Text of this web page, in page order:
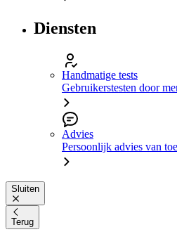
Diensten
Handmatige tests
Gebruikerstesten door
Advies
Persoonlijk advies van
Sluiten
Terug